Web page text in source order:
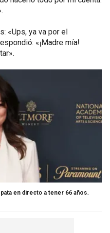
«Ups, ya va por el
«¡Madre mía!
en directo a tener 66 años.